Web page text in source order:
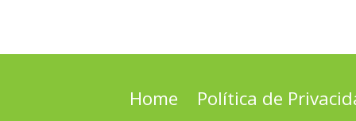
Home Política de